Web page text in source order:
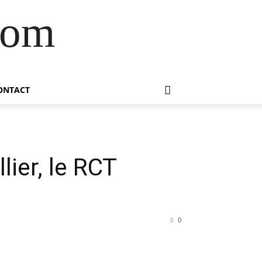
le RCT
0